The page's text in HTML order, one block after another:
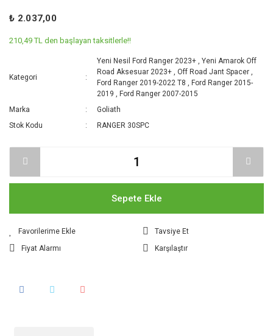
₺ 2.037,00
210,49 TL den başlayan taksitlerle!!
Kategori
Yeni Nesil Ford Ranger 2023+ ,Yeni Amarok Off
Road Aksesuar 2023+
,Off Road Jant Spacer
Ford Ranger 2019-2022 T8
,Ford Ranger 2015-
2019
,Ford Ranger 2007-2015
Marka
Goliath
Stok Kodu
RANGER 30SPC
Sepete Ekle
Tavsiye Et
Fiyat Alarmı
Karşılaştır